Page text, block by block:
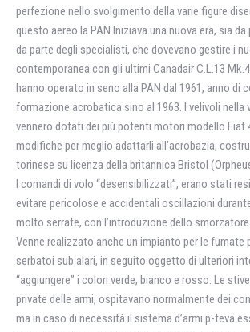
perfezione nello svolgimento della varie figure
questo aereo la PAN Iniziava una nuova era, sia
da parte degli specialisti, che dovevano gestire i
contemporanea con gli ultimi Canadair C.L.13 Mk.4
hanno operato in seno alla PAN dal 1961, anno di
formazione acrobatica sino al 1963. I velivoli nella
vennero dotati dei più potenti motori modello Fiat
modifiche per meglio adattarli all’acrobazia,
torinese su licenza della britannica Bristol
I comandi di volo “desensibilizzati”, erano stati
evitare pericolose e accidentali oscillazioni
molto serrate, con l’introduzione dello
Venne realizzato anche un impianto per le fumate
serbatoi sub alari, in seguito oggetto di ulteriori
“aggiungere” i colori verde, bianco e rosso. Le
private delle armi, ospitavano normalmente dei
ma in caso di necessità il sistema d’armi p-teva